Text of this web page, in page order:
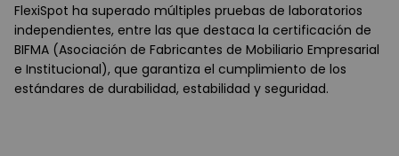
FlexiSpot ha superado múltiples pruebas de laboratorios
independientes, entre las que destaca la certificación de
BIFMA (Asociación de Fabricantes de Mobiliario Empresarial
e Institucional), que garantiza el cumplimiento de los
estándares de durabilidad, estabilidad y seguridad.